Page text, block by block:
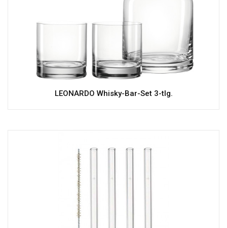
LEONARDO Whisky-Bar-Set 3-tlg.